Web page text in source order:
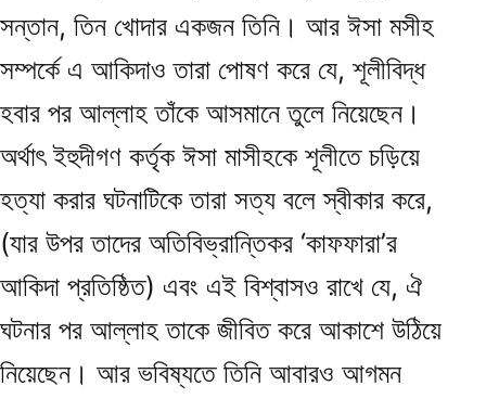
সন্তান, তিন খোদার একজন তিনি। আর ঈসা মসীহ
সম্পর্কে এ আকিদাও তারা পোষণ করে যে, শূলীবিদ্ধ
হবার পর আল্লাহ তাঁকে আসমানে তুলে নিয়েছেন।
অর্থাৎ ইহুদীগণ কর্তৃক ঈসা মাসীহকে শূলীতে চড়িয়ে
হত্যা করার ঘটনাটিকে তারা সত্য বলে স্বীকার করে,
(যার উপর তাদের অতিবিভ্রান্তিকর ‘কাফফারা’র
আকিদা প্রতিষ্ঠিত) এবং এই বিশ্বাসও রাখে যে, ঐ
ঘটনার পর আল্লাহ তাকে জীবিত করে আকাশে উঠিয়ে
নিয়েছেন। আর ভবিষ্যতে তিনি আবারও আগমন